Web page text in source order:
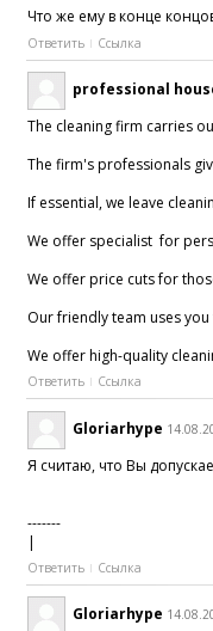
Что же ему в конце
Ответить Ссылка
professional
The cleaning firm carries
The firm's professionals
If essential, we leave
We offer specialist for
We offer price cuts for
Our friendly team uses
We offer high-quality
Ответить Ссылка
Gloriarhype
Я считаю, что Вы
-------
|
Ответить Ссылка
Gloriarhype